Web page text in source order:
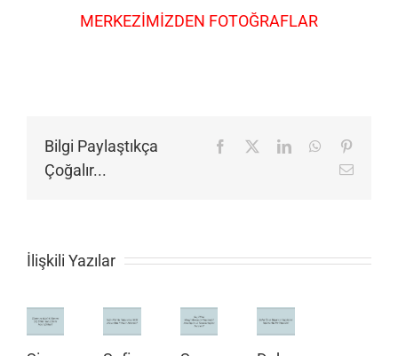
MERKEZİMİZDEN FOTOĞRAFLAR
Bilgi Paylaştıkça
Çoğalır...
Facebook LinkedInWhatsApp
E-
İlişkili Yazılar